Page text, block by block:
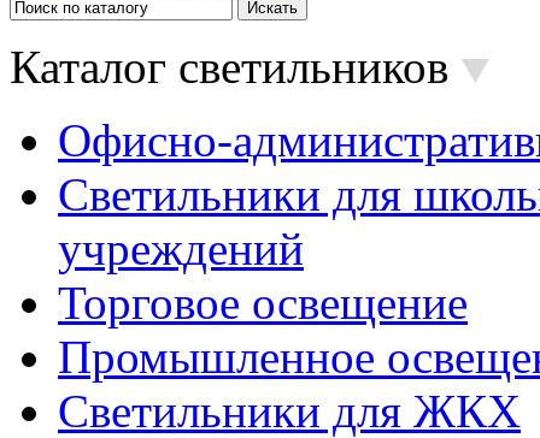
Каталог светильников
Офисно-
Светильники для
учреждений
Торговое освещение
Промышленное
Светильники для ЖКХ